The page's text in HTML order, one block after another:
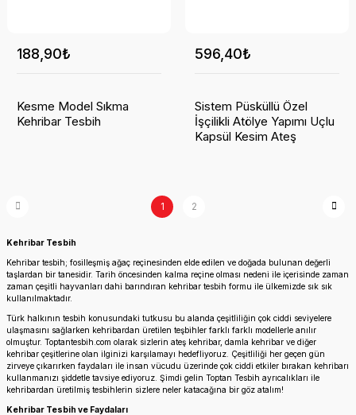
188,90₺
Kesme Model Sıkma
Kehribar Tesbih
596,40₺
Sistem Püsküllü Özel
İşçilikli Atölye Yapımı Uçlu
Kapsül Kesim Ateş
1 2
Kehribar Tesbih
Kehribar tesbih; fosilleşmiş ağaç reçinesinden elde edilen ve doğada bulunan değerli
taşlardan bir tanesidir. Tarih öncesinden kalma reçine olması nedeni ile içerisinde zaman
zaman çeşitli hayvanları dahi barındıran kehribar tesbih formu ile ülkemizde sık sık
kullanılmaktadır.
Türk halkının tesbih konusundaki tutkusu bu alanda çeşitliliğin çok ciddi seviyelere
ulaşmasını sağlarken kehribardan üretilen teşbihler farklı farklı modellerle anılır
olmuştur. Toptantesbih.com olarak sizlerin ateş kehribar, damla kehribar ve diğer
kehribar çeşitlerine olan ilginizi karşılamayı hedefliyoruz. Çeşitliliği her geçen gün
zirveye çıkarırken faydaları ile insan vücudu üzerinde çok ciddi etkiler bırakan kehribarı
kullanmanızı şiddetle tavsiye ediyoruz. Şimdi gelin Toptan Tesbih ayrıcalıkları ile
kehribardan üretilmiş tesbihlerin sizlere neler katacağına bir göz atalım!
Kehribar Tesbih ve Faydaları